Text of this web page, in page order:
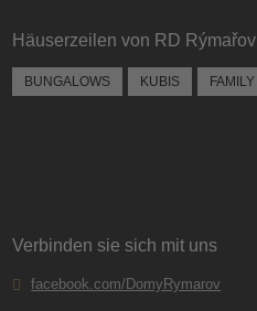
nicht
gesendet
werden
Häuserzeilen von RD Rýmařov
BUNGALOWS KUBIS FAMILY
Verbinden sie sich mit uns
facebook.com/DomyRymarov